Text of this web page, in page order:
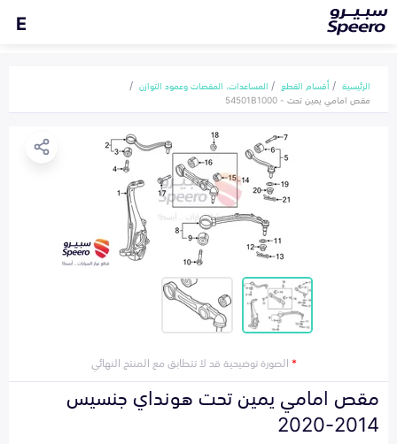
E
الرئيسية أقسام القطع
المساعدات، المقصات وعمود التوازن
مقص امامي يمين تحت - 54501B1000
*الصورة توضيحية قد لا تتطابق مع المنتج النهائي
مقص امامي يمين تحت هونداي جنسيس
2014-2020